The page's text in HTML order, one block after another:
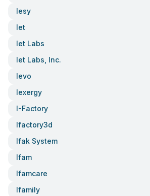
Iesy
Iet
Iet Labs
Iet Labs, Inc.
Ievo
Iexergy
I-Factory
Ifactory3d
Ifak System
Ifam
Ifamcare
Ifamily